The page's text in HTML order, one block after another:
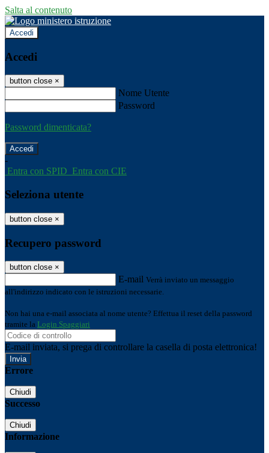
Salta al contenuto
Accedi
Accedi
button close ×
Nome Utente
Password
Password dimenticata?
-
Entra con SPID Entra con CIE
Seleziona utente
button close ×
Recupero password
button close ×
E-mail Verrà inviato un messaggio
all'indirizzo indicato con le istruzioni necessarie.
Non hai una e-mail associata al nome utente? Effettua il reset della password
tramite la Login Spaggiari
E-mail inviata, si prega di controllare la casella di posta elettronica!
Errore
Chiudi
Successo
Chiudi
Informazione